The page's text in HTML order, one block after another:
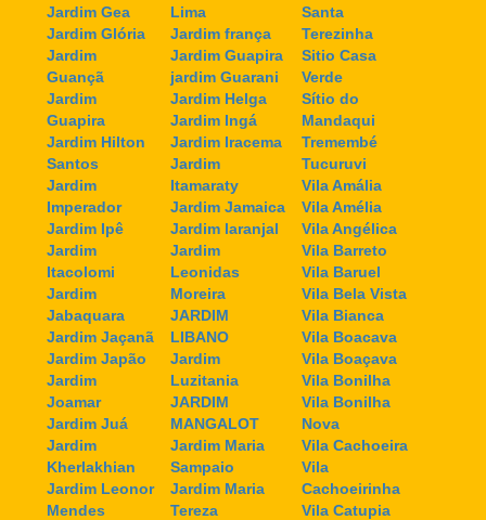
Jardim Gea
Jardim Glória
Jardim
Guançã
Jardim
Guapira
Jardim Hilton
Santos
Jardim
Imperador
Jardim Ipê
Jardim
Itacolomi
Jardim
Jabaquara
Jardim Jaçanã
Jardim Japão
Jardim
Joamar
Jardim Juá
Jardim
Kherlakhian
Jardim Leonor
Mendes
Lima
Jardim frança
Jardim Guapira
jardim Guarani
Jardim Helga
Jardim Ingá
Jardim Iracema
Jardim
Itamaraty
Jardim Jamaica
Jardim laranjal
Jardim
Leonidas
Moreira
JARDIM
LIBANO
Jardim
Luzitania
JARDIM
MANGALOT
Jardim Maria
Sampaio
Jardim Maria
Tereza
Santa
Terezinha
Sitio Casa
Verde
Sítio do
Mandaqui
Tremembé
Tucuruvi
Vila Amália
Vila Amélia
Vila Angélica
Vila Barreto
Vila Baruel
Vila Bela Vista
Vila Bianca
Vila Boacava
Vila Boaçava
Vila Bonilha
Vila Bonilha
Nova
Vila Cachoeira
Vila
Cachoeirinha
Vila Catupia